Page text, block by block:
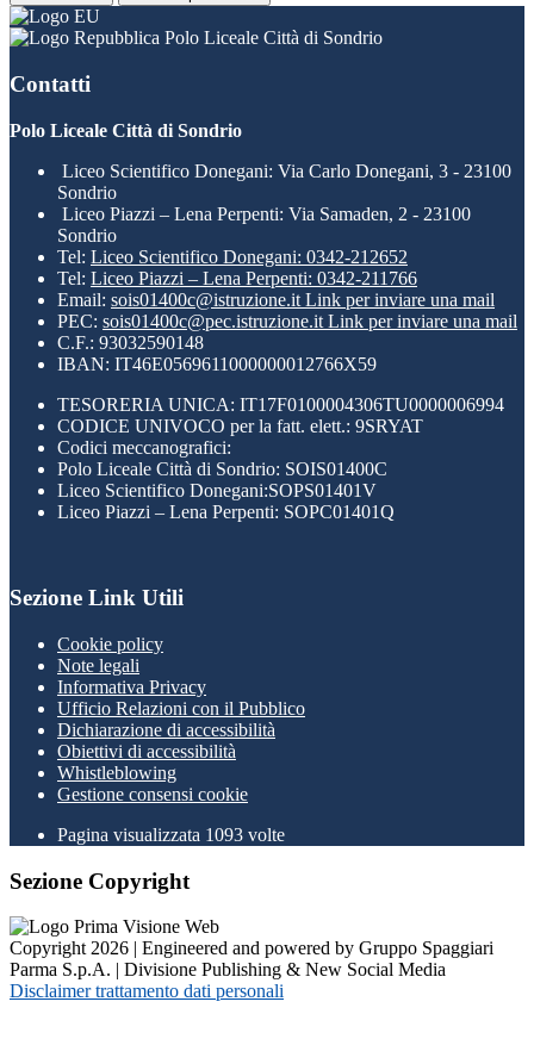
Polo Liceale Città di Sondrio
Contatti
Polo Liceale Città di Sondrio
Liceo Scientifico Donegani: Via Carlo Donegani, 3 - 23100
Sondrio
Liceo Piazzi – Lena Perpenti: Via Samaden, 2 - 23100
Sondrio
Tel: Liceo Scientifico Donegani: 0342-212652
Tel: Liceo Piazzi – Lena Perpenti: 0342-211766
Email: sois01400c@istruzione.it Link per inviare una mail
PEC: sois01400c@pec.istruzione.it Link per inviare una mail
C.F.: 93032590148
IBAN: IT46E0569611000000012766X59
TESORERIA UNICA: IT17F0100004306TU0000006994
CODICE UNIVOCO per la fatt. elett.: 9SRYAT
Codici meccanografici:
Polo Liceale Città di Sondrio: SOIS01400C
Liceo Scientifico Donegani:SOPS01401V
Liceo Piazzi – Lena Perpenti: SOPC01401Q
Sezione Link Utili
Cookie policy
Note legali
Informativa Privacy
Ufficio Relazioni con il Pubblico
Dichiarazione di accessibilità
Obiettivi di accessibilità
Whistleblowing
Gestione consensi cookie
Pagina visualizzata 1093 volte
Sezione Copyright
Copyright 2026 | Engineered and powered by Gruppo Spaggiari
Parma S.p.A. | Divisione Publishing & New Social Media
Disclaimer trattamento dati personali